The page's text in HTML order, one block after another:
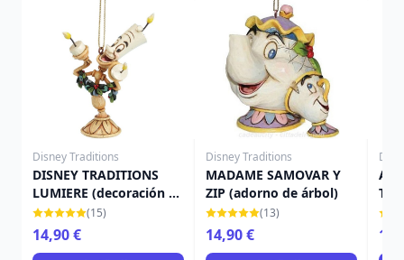
Disney Traditions
DISNEY TRADITIONS
LUMIERE (decoración de
árbol)
(15)
14,90 €
Disney Traditions
MADAME SAMOVAR Y
ZIP (adorno de árbol)
(13)
14,90 €
LA